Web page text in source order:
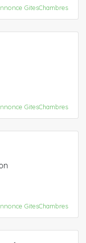
GitesChambres
GitesChambres
GitesChambres